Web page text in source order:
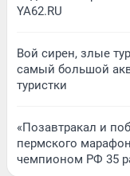
YA62.RU
Вой сирен, злые
самый большой
туристки
«Позавтракал и
пермского
чемпионом РФ 35